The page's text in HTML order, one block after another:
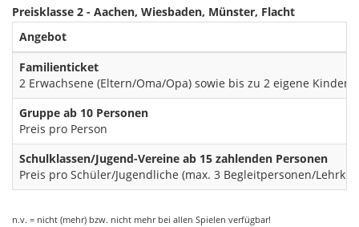
Preisklasse 2 - Aachen, Wiesbaden, Münster, Flacht
Angebot
Familienticket
2 Erwachsene (Eltern/Oma/Opa) sowie bis zu 2 eigene Kinder/
Gruppe ab 10 Personen
Preis pro Person
Schulklassen/Jugend-Vereine ab 15 zahlenden Personen
Preis pro Schüler/Jugendliche (max. 3 Begleitpersonen/
n.v. = nicht (mehr) bzw. nicht mehr bei allen Spielen verfügbar!